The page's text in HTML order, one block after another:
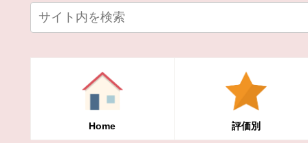
Home 評価別